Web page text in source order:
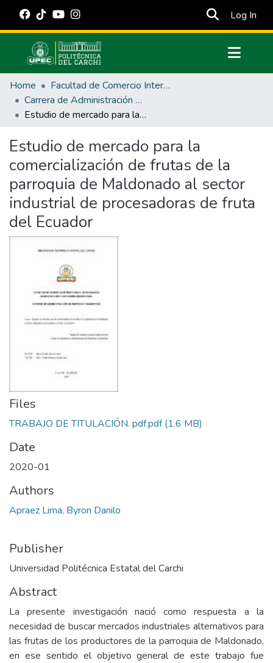
Log In
Communities & Collections
All of DSpace
Statistics
Estadísticas Externas
Manuales
Home
Facultad de Comercio Internacional, Integración, Administración y Economía Empresarial
Carrera de Administración de Empresas y Marketing
Estudio de mercado para la comercialización de frutas de la parroquia de Maldonado al sector industrial de procesadoras de fruta del Ecuador
Estudio de mercado para la
comercialización de frutas de la
parroquia de Maldonado al sector
industrial de procesadoras de fruta
del Ecuador
Files
TRABAJO DE TITULACIÓN. pdf.pdf(1.6 MB)
Date
2020-01
Authors
Apraez Lima, Byron Danilo
Publisher
Universidad Politécnica Estatal del Carchi
Abstract
La presente investigación nació como respuesta a la
necesidad de buscar mercados industriales alternativos para
las frutas de los productores de la parroquia de Maldonado,
en ese sentido el objetivo general de este trabajo fue